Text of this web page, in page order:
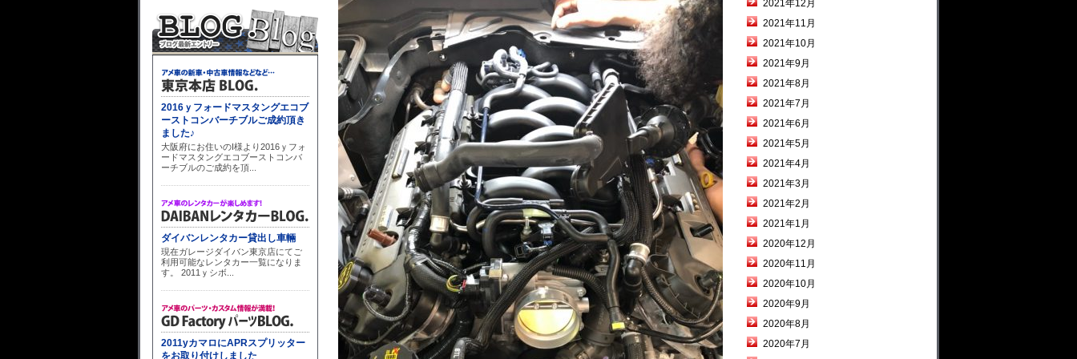
2021年12月
2021年11月
2021年10月
2021年9月
2021年8月
2021年7月
2021年6月
2021年5月
2021年4月
2021年3月
2021年2月
2021年1月
2020年12月
2020年11月
2020年10月
2020年9月
2020年8月
2020年7月